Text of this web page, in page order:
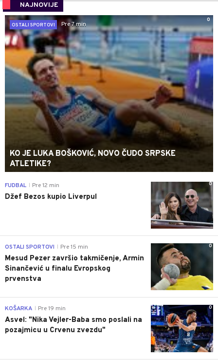
NAJNOVIJE
0
OSTALI SPORTOVI
Pre 7 min
KO JE LUKA BOŠKOVIĆ, NOVO ČUDO SRPSKE
ATLETIKE?
0
FUDBAL Pre 12 min
Džef Bezos kupio Liverpul
0
OSTALI SPORTOVI Pre 15 min
Mesud Pezer završio takmičenje, Armin
Sinančević u finalu Evropskog
prvenstva
0
KOŠARKA Pre 19 min
Asvel: "Nika Vejler-Baba smo poslali na
pozajmicu u Crvenu zvezdu"